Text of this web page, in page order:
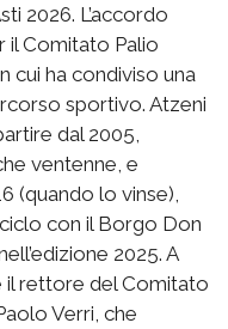
2026. L’accordo
il Comitato Palio
cui ha condiviso una
sportivo. Atzeni
dal 2005,
ventenne, e
(quando lo vinse),
con il Borgo Don
2025. A
il rettore del Comitato
Verri, che